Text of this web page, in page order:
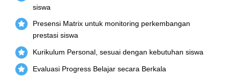
siswa
Presensi Matrix untuk monitoring perkembangan
prestasi siswa
Kurikulum Personal, sesuai dengan kebutuhan siswa
Evaluasi Progress Belajar secara Berkala